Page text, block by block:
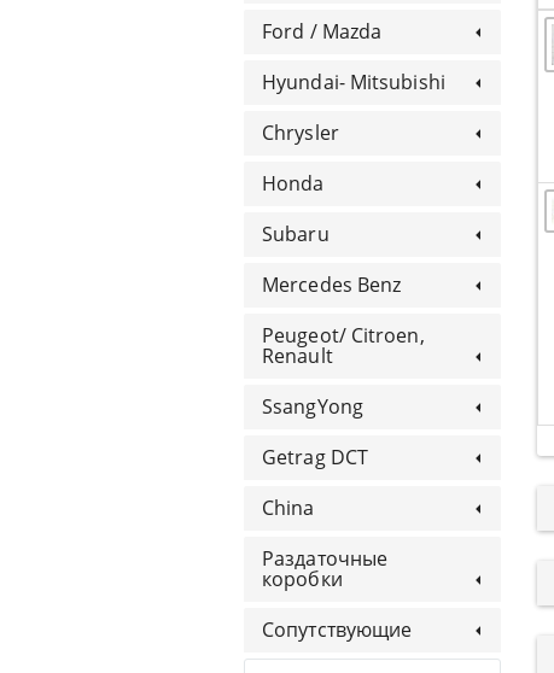
Ford / Mazda
Hyundai- Mitsubishi
Chrysler
Honda
Subaru
Mercedes Benz
Peugeot/ Citroen,
Renault
SsangYong
Getrag DCT
China
Раздаточные
коробки
Сопутствующие